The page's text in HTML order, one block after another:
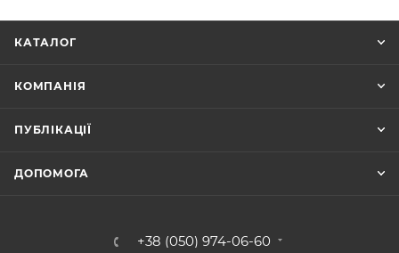
КАТАЛОГ
КОМПАНІЯ
ПУБЛІКАЦІЇ
ДОПОМОГА
+38 (050) 974-06-60